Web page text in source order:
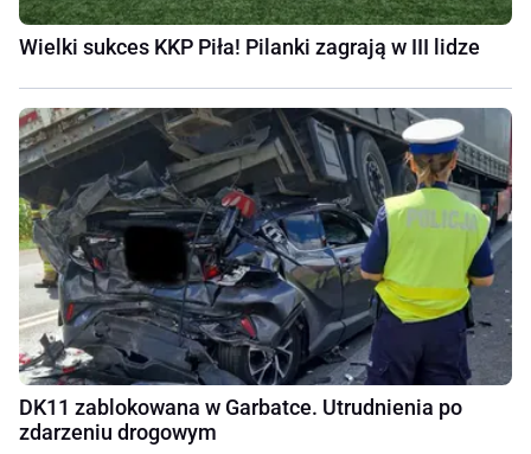
Wielki sukces KKP Piła! Pilanki zagrają w III lidze
DK11 zablokowana w Garbatce. Utrudnienia po
zdarzeniu drogowym